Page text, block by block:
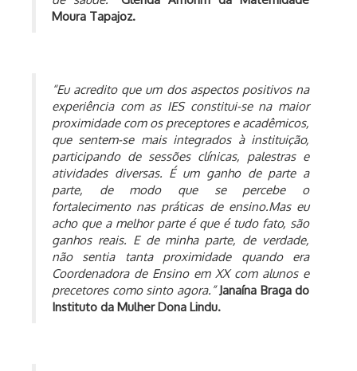
Moura Tapajoz.
“Eu acredito que um dos aspectos positivos na
experiência com as IES constitui-se na maior
proximidade com os preceptores e acadêmicos,
que sentem-se mais integrados à instituição,
participando de sessões clínicas, palestras e
atividades diversas. É um ganho de parte a
parte, de modo que se percebe o
fortalecimento nas práticas de ensino.Mas eu
acho que a melhor parte é que é tudo fato, são
ganhos reais. E de minha parte, de verdade,
não sentia tanta proximidade quando era
Coordenadora de Ensino em XX com alunos e
precetores como sinto agora.” Janaína Braga do
Instituto da Mulher Dona Lindu.